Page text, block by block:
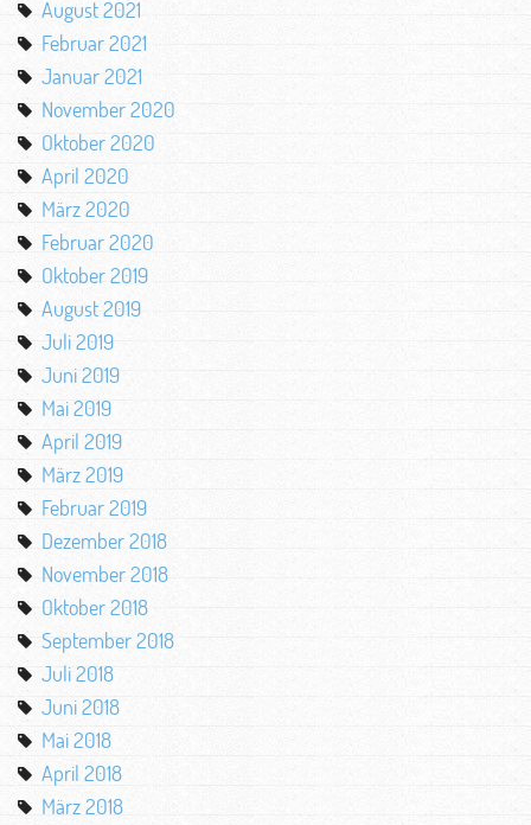
August 2021
Februar 2021
Januar 2021
November 2020
Oktober 2020
April 2020
März 2020
Februar 2020
Oktober 2019
August 2019
Juli 2019
Juni 2019
Mai 2019
April 2019
März 2019
Februar 2019
Dezember 2018
November 2018
Oktober 2018
September 2018
Juli 2018
Juni 2018
Mai 2018
April 2018
März 2018